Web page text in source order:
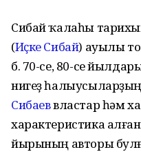
Сибай ҡалаһы
(Иҫке Сибай) ауылы
б. 70-се, 80-се
нигеҙ
Сибаеввластар һәм
характеристика
йырының авторы